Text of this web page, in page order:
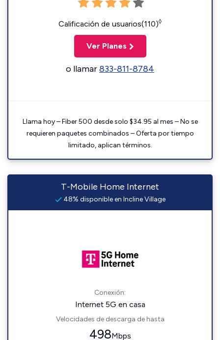
Calificación de usuarios(110)◊
Ver Planes
o llamar833-811-8784
Llama hoy – Fiber 500 desde solo $34.95 al mes – No se
requieren paquetes combinados – Oferta por tiempo
limitado, aplican términos.
T-Mobile Home Internet
48% disponible en Incline Village
Conexión:
Internet 5G en casa
Velocidades de descarga de hasta
498Mbps